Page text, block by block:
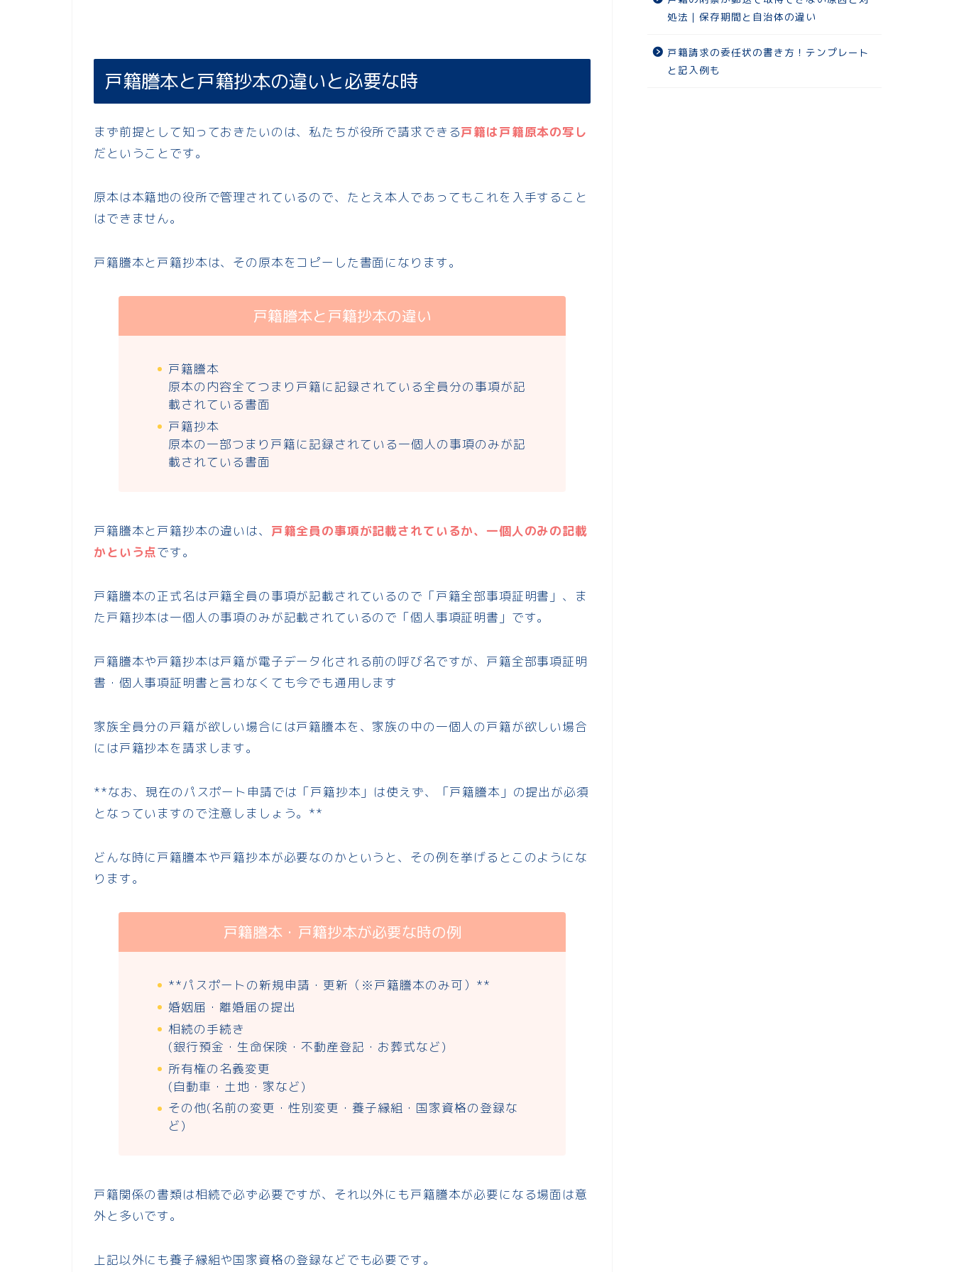
戸籍謄本と戸籍抄本の違いと必要な時
まず前提として知っておきたいのは、私たちが役所で請求できる戸籍は戸籍原本の写し
だということです。
原本は本籍地の役所で管理されているので、たとえ本人であってもこれを入手すること
はできません。
戸籍謄本と戸籍抄本は、その原本をコピーした書面になります。
戸籍謄本と戸籍抄本の違い
戸籍謄本
原本の内容全てつまり戸籍に記録されている全員分の事項が記
載されている書面
戸籍抄本
原本の一部つまり戸籍に記録されている一個人の事項のみが記
載されている書面
戸籍謄本と戸籍抄本の違いは、 戸籍全員の事項が記載されているか、一個人のみの記載
かという点です。
戸籍謄本の正式名は戸籍全員の事項が記載されているので「戸籍全部事項証明書」、ま
た戸籍抄本は一個人の事項のみが記載されているので「個人事項証明書」です。
戸籍謄本や戸籍抄本は戸籍が電子データ化される前の呼び名ですが、戸籍全部事項証明
書・個人事項証明書と言わなくても今でも通用します
家族全員分の戸籍が欲しい場合には戸籍謄本を、家族の中の一個人の戸籍が欲しい場合
には戸籍抄本を請求します。
**なお、現在のパスポート申請では「戸籍抄本」は使えず、「戸籍謄本」の提出が必須
となっていますので注意しましょう。**
どんな時に戸籍謄本や戸籍抄本が必要なのかというと、その例を挙げるとこのようにな
ります。
戸籍謄本・戸籍抄本が必要な時の例
**パスポートの新規申請・更新（※戸籍謄本のみ可）**
婚姻届・離婚届の提出
相続の手続き
(銀行預金・生命保険・不動産登記・お葬式など)
所有権の名義変更
(自動車・土地・家など)
その他(名前の変更・性別変更・養子縁組・国家資格の登録な
ど)
戸籍関係の書類は相続で必ず必要ですが、それ以外にも戸籍謄本が必要になる場面は意
外と多いです。
上記以外にも養子縁組や国家資格の登録などでも必要です。
処法｜保存期間と自治体の違い
戸籍請求の委任状の書き方！テンプレート
と記入例も